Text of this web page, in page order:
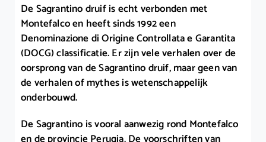
De Sagrantino druif is echt verbonden met
Montefalco en heeft sinds 1992 een
Denominazione di Origine Controllata e Garantita
(DOCG) classificatie. Er zijn vele verhalen over de
oorsprong van de Sagrantino druif, maar geen van
de verhalen of mythes is wetenschappelijk
onderbouwd.
De Sagrantino is vooral aanwezig rond Montefalco